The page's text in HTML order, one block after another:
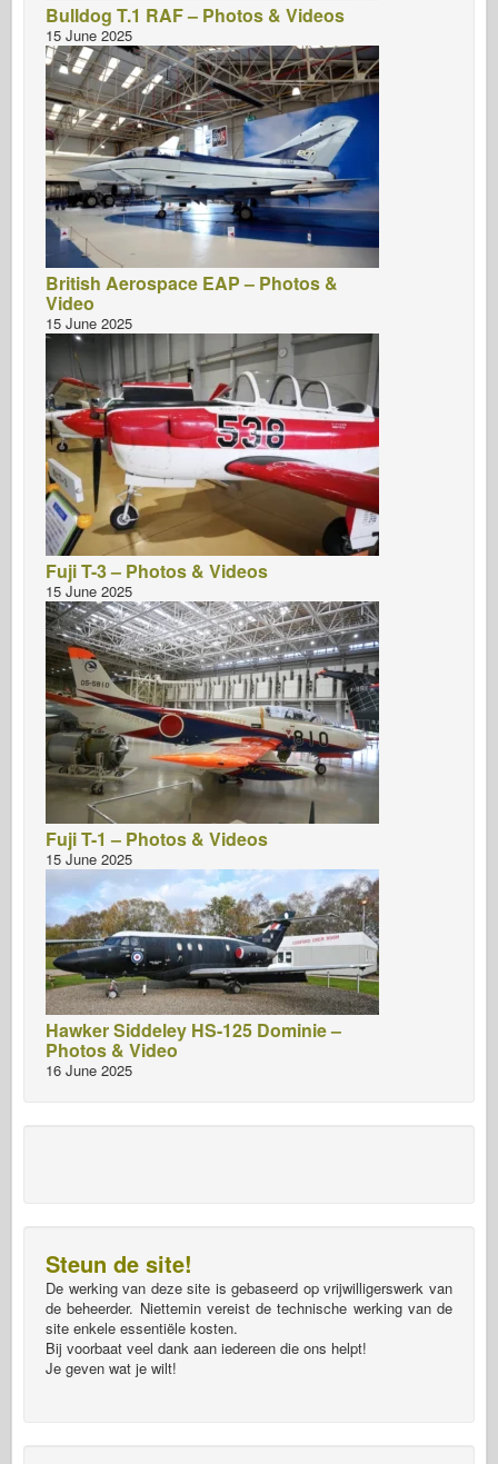
Bulldog T.1 RAF – Photos & Videos
15 June 2025
British Aerospace EAP – Photos &
Video
15 June 2025
Fuji T-3 – Photos & Videos
15 June 2025
Fuji T-1 – Photos & Videos
15 June 2025
Hawker Siddeley HS-125 Dominie –
Photos & Video
16 June 2025
Steun de site!
De werking van deze site is gebaseerd op vrijwilligerswerk van
de beheerder. Niettemin vereist de technische werking van de
site enkele essentiële kosten.
Bij voorbaat veel dank aan iedereen die ons helpt!
Je geven wat je wilt!